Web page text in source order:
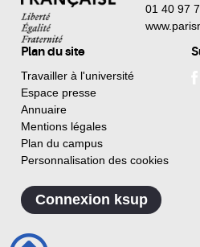
01 40 97
Plan du site
Travailler à l'université
Espace presse
Annuaire
Mentions légales
Plan du campus
Personnalisation des cookies
Connexion ksup